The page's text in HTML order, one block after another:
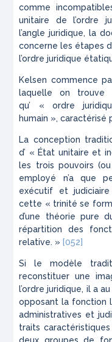
comme
unitaire de l’ordre
l’angle juridique, la
concerne les étapes
l’ordre juridique
Kelsen commence
laquelle on trouve
qu’ « ordre
humain »,
La conception
d’ « État unitaire et
les trois pouvoirs
employé n’a que
exécutif et
cette « trinité se
d’une théorie pure
répartition des
relative. »[052]
Si le modèle
reconstituer une
l’ordre juridique, il a
opposant la fonction
administratives et
traits
deux groupes de